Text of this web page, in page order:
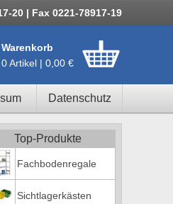
20 | Fax 0221-78917-19
Warenkorb
0 Artikel | 0,00 €
Datenschutz
Top-Produkte
Fachbodenregale
Sichtlagerkästen